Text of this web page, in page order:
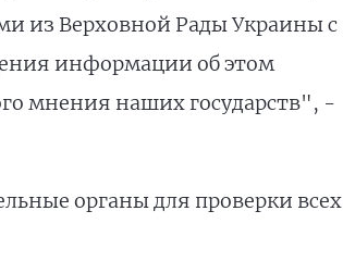
из Верховной Рады Украины с
информации об этом
мнения наших государств", -
органы для проверки всех